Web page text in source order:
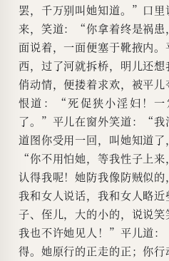
罢，千万别叫她知道。”口里
来，笑道：“你拿着终是祸
面说着，一面便塞于靴掖内
西，过了河就拆桥，明儿还
俏动情，便搂着求欢，被平
恨道：“死促狭小淫妇！一
了。”平儿在窗外笑道：“我
道图你受用一回，叫她知道
“你不用怕她，等我性子上
认得我呢！她防我像防贼似
我和女人说话，我和女人略
子、侄儿，大的小的，说说
我也不许她见人！”平儿道
得。她原行的正走的正；你